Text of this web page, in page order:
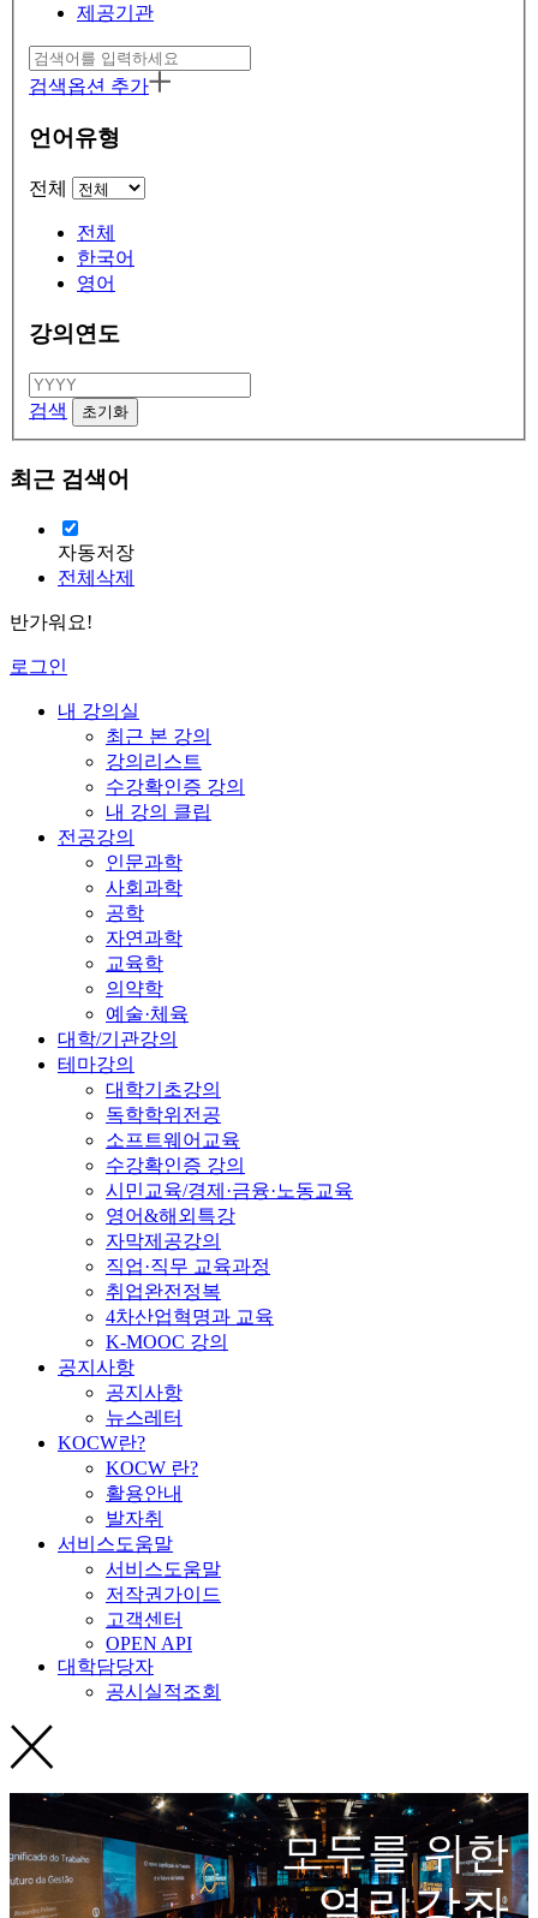
제공기관
검색옵션 추가
언어유형
전체
전체
한국어
영어
강의연도
검색
최근 검색어
자동저장
전체삭제
반가워요!
로그인
내 강의실
최근 본 강의
강의리스트
수강확인증 강의
내 강의 클립
전공강의
인문과학
사회과학
공학
자연과학
교육학
의약학
예술·체육
대학/기관강의
테마강의
대학기초강의
독학학위전공
소프트웨어교육
수강확인증 강의
시민교육/경제·금융·노동교육
영어&해외특강
자막제공강의
직업·직무 교육과정
취업완전정복
4차산업혁명과 교육
K-MOOC 강의
공지사항
공지사항
뉴스레터
KOCW란?
KOCW 란?
활용안내
발자취
서비스도움말
서비스도움말
저작권가이드
고객센터
OPEN API
대학담당자
공시실적조회
모두를 위한